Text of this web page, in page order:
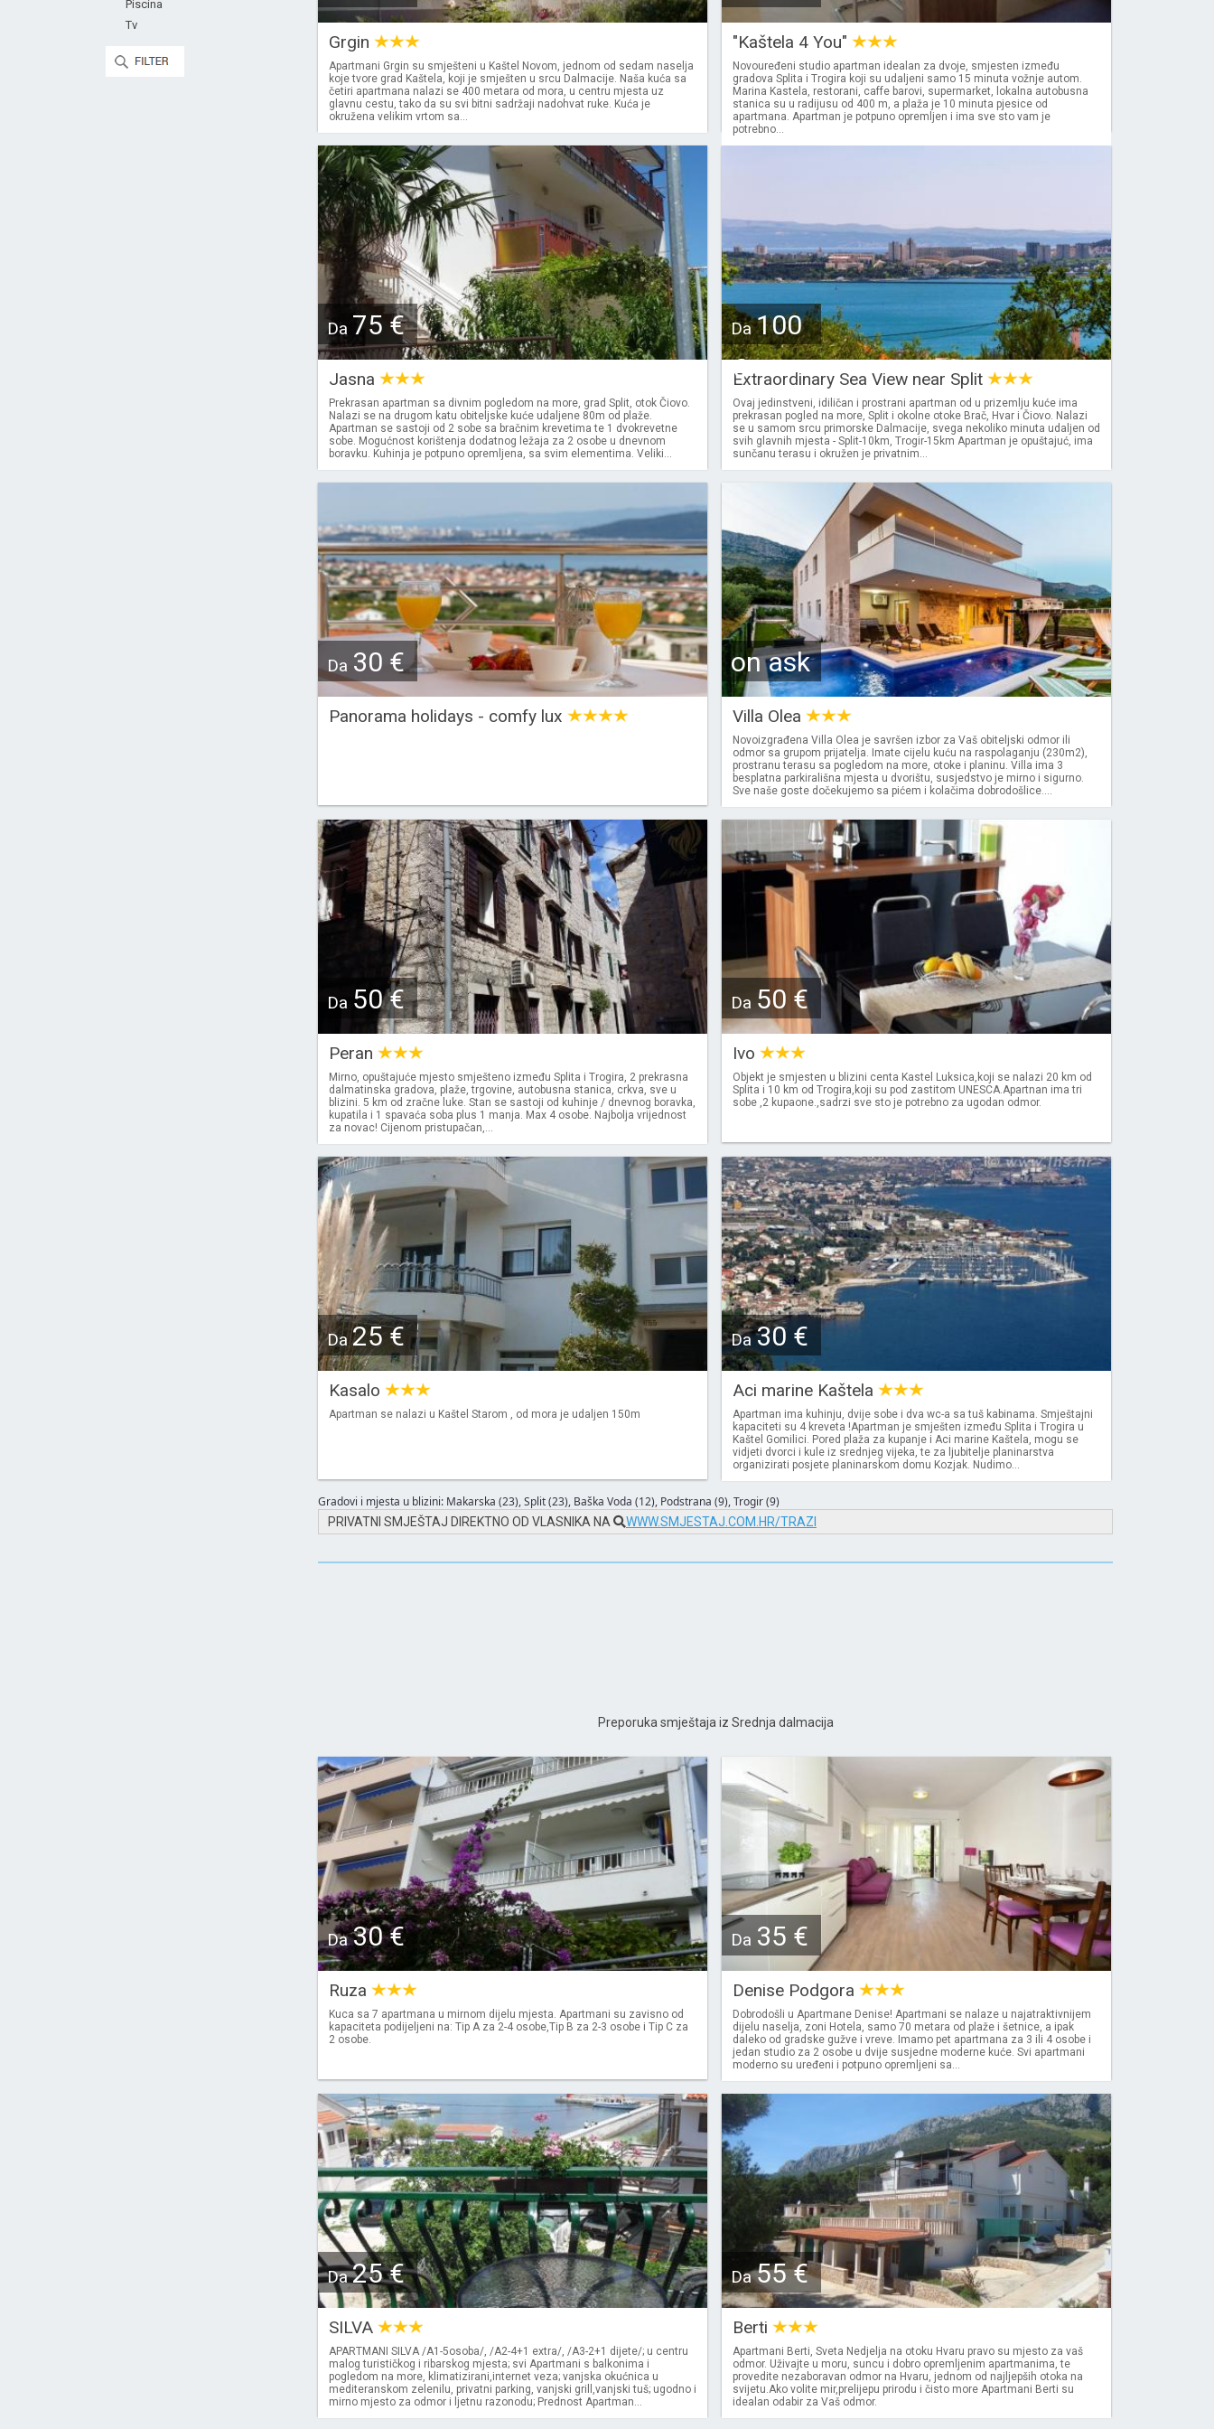
Piscina
Tv
Grgin
Apartmani Grgin su smješteni u Kaštel Novom, jednom od sedam naselja
koje tvore grad Kaštela, koji je smješten u srcu Dalmacije. Naša kuća sa
četiri apartmana nalazi se 400 metara od mora, u centru mjesta uz
glavnu cestu, tako da su svi bitni sadržaji nadohvat ruke. Kuća je
okružena velikim vrtom sa...
"Kaštela 4 You"
Novouređeni studio apartman idealan za dvoje, smjesten između
gradova Splita i Trogira koji su udaljeni samo 15 minuta vožnje autom.
Marina Kastela, restorani, caffe barovi, supermarket, lokalna autobusna
stanica su u radijusu od 400 m, a plaža je 10 minuta pjesice od
apartmana. Apartman je potpuno opremljen i ima sve sto vam je
potrebno...
Da 75 €
Jasna
Prekrasan apartman sa divnim pogledom na more, grad Split, otok Čiovo.
Nalazi se na drugom katu obiteljske kuće udaljene 80m od plaže.
Apartman se sastoji od 2 sobe sa bračnim krevetima te 1 dvokrevetne
sobe. Mogućnost korištenja dodatnog ležaja za 2 osobe u dnevnom
boravku. Kuhinja je potpuno opremljena, sa svim elementima. Veliki...
Da100
€
Extraordinary Sea View near Split
Ovaj jedinstveni, idiličan i prostrani apartman od u prizemlju kuće ima
prekrasan pogled na more, Split i okolne otoke Brač, Hvar i Čiovo. Nalazi
se u samom srcu primorske Dalmacije, svega nekoliko minuta udaljen od
svih glavnih mjesta - Split-10km, Trogir-15km Apartman je opuštajuć, ima
sunčanu terasu i okružen je privatnim...
Da 30 €
Panorama holidays - comfy lux
on ask
Villa Olea
Novoizgrađena Villa Olea je savršen izbor za Vaš obiteljski odmor ili
odmor sa grupom prijatelja. Imate cijelu kuću na raspolaganju (230m2),
prostranu terasu sa pogledom na more, otoke i planinu. Villa ima 3
besplatna parkirališna mjesta u dvorištu, susjedstvo je mirno i sigurno.
Sve naše goste dočekujemo sa pićem i kolačima dobrodošlice....
Da 50 €
Peran
Mirno, opuštajuće mjesto smješteno između Splita i Trogira, 2 prekrasna
dalmatinska gradova, plaže, trgovine, autobusna stanica, crkva, sve u
blizini. 5 km od zračne luke. Stan se sastoji od kuhinje / dnevnog boravka,
kupatila i 1 spavaća soba plus 1 manja. Max 4 osobe. Najbolja vrijednost
za novac! Cijenom pristupačan,...
Da 50 €
Ivo
Objekt je smjesten u blizini centa Kastel Luksica,koji se nalazi 20 km od
Splita i 10 km od Trogira,koji su pod zastitom UNESCA.Apartnan ima tri
sobe ,2 kupaone.,sadrzi sve sto je potrebno za ugodan odmor.
Da25 €
Kasalo
Apartman se nalazi u Kaštel Starom , od mora je udaljen 150m
Da30 €
Aci marine Kaštela
Apartman ima kuhinju, dvije sobe i dva wc-a sa tuš kabinama. Smještajni
kapaciteti su 4 kreveta !Apartman je smješten između Splita i Trogira u
Kaštel Gomilici. Pored plaža za kupanje i Aci marine Kaštela, mogu se
vidjeti dvorci i kule iz srednjeg vijeka, te za ljubitelje planinarstva
organizirati posjete planinarskom domu Kozjak. Nudimo...
Gradovi i mjesta u blizini: Makarska (23),Split (23), Baška Voda (12), Podstrana (9),Trogir (9)
PRIVATNI SMJEŠTAJ DIREKTNO OD VLASNIKA NA WWW.SMJESTAJ.COM.HR/TRAZI
Preporuka smještaja iz Srednja dalmacija
Da30 €
Ruza
Kuca sa 7 apartmana u mirnom dijelu mjesta. Apartmani su zavisno od
kapaciteta podijeljeni na: Tip A za 2-4 osobe,Tip B za 2-3 osobe i Tip C za
2 osobe.
Da 35 €
Denise Podgora
Dobrodošli u Apartmane Denise! Apartmani se nalaze u najatraktivnijem
dijelu naselja, zoni Hotela, samo 70 metara od plaže i šetnice, a ipak
daleko od gradske gužve i vreve. Imamo pet apartmana za 3 ili 4 osobe i
jedan studio za 2 osobe u dvije susjedne moderne kuće. Svi apartmani
moderno su uređeni i potpuno opremljeni sa...
Da25 €
SILVA
APARTMANI SILVA /A1-5osoba/, /A2-4+1 extra/, /A3-2+1 dijete/; u centru
malog turističkog i ribarskog mjesta; svi Apartmani s balkonima i
pogledom na more, klimatizirani,internet veza; vanjska okućnica u
mediteranskom zelenilu, privatni parking, vanjski grill,vanjski tuš; ugodno i
mirno mjesto za odmor i ljetnu razonodu; Prednost Apartman...
Da55 €
Berti
Apartmani Berti, Sveta Nedjelja na otoku Hvaru pravo su mjesto za vaš
odmor. Uživajte u moru, suncu i dobro opremljenim apartmanima, te
provedite nezaboravan odmor na Hvaru, jednom od najljepših otoka na
svijetu.Ako volite mir,prelijepu prirodu i čisto more Apartmani Berti su
idealan odabir za Vaš odmor.